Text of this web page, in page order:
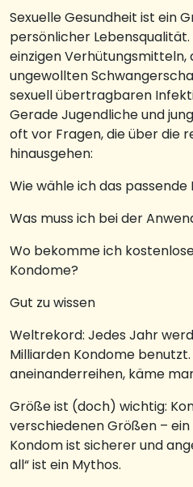
Sexuelle Gesundheit ist ein
persönlicher
einzigen Verhütungsmitteln,
ungewollten
sexuell übertragbaren
Gerade Jugendliche und
oft vor Fragen, die über die
hinausgehen:
Wie wähle ich das passende
Was muss ich bei der
Wo bekomme ich
Kondome?
Gut zu wissen
Weltrekord: Jedes Jahr
Milliarden Kondome
aneinanderreihen, käme
Größe ist (doch) wichtig:
verschiedenen Größen –
Kondom ist sicherer und
all“ ist ein Mythos.